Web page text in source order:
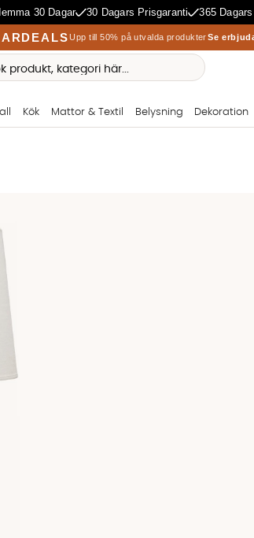
30 Dagar 30 Dagars Prisgaranti 365
Upp till 50% på utvalda produkterSe
Kök Mattor & Textil Belysning Dekoration